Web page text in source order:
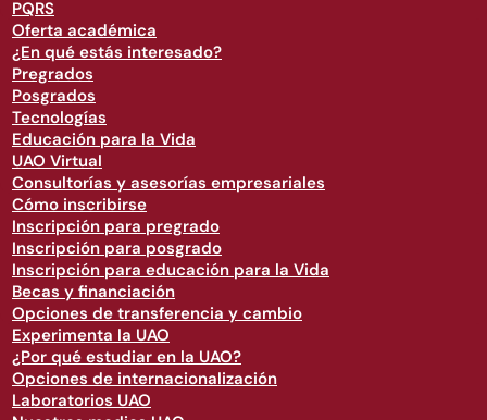
PQRS
Oferta académica
¿En qué estás interesado?
Pregrados
Posgrados
Tecnologías
Educación para la Vida
UAO Virtual
Consultorías y asesorías empresariales
Cómo inscribirse
Inscripción para pregrado
Inscripción para posgrado
Inscripción para educación para la Vida
Becas y financiación
Opciones de transferencia y cambio
Experimenta la UAO
¿Por qué estudiar en la UAO?
Opciones de internacionalización
Laboratorios UAO